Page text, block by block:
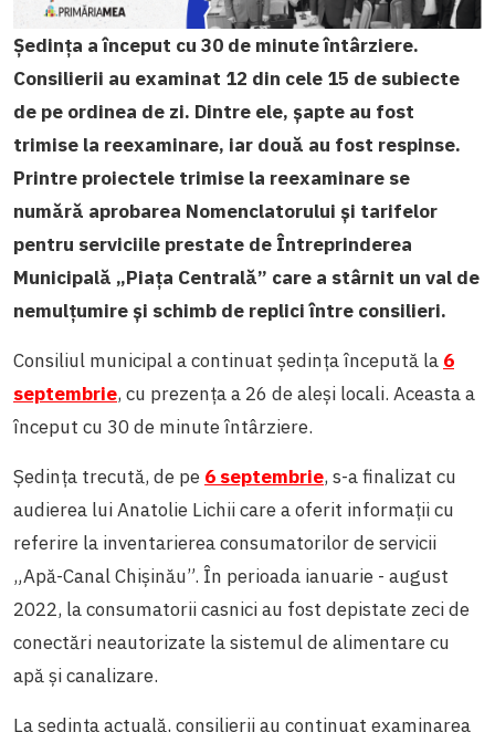
Ședința a început cu 30 de minute întârziere.
Consilierii au examinat 12 din cele 15 de subiecte
de pe ordinea de zi. Dintre ele, șapte au fost
trimise la reexaminare, iar două au fost respinse.
Printre proiectele trimise la reexaminare se
numără aprobarea Nomenclatorului și tarifelor
pentru serviciile prestate de Întreprinderea
Municipală „Piața Centrală” care a stârnit un val de
nemulțumire și schimb de replici între consilieri.
Consiliul municipal a continuat ședința începută la 6
septembrie, cu prezența a 26 de aleși locali. Aceasta a
început cu 30 de minute întârziere.
Ședința trecută, de pe 6 septembrie, s-a finalizat cu
audierea lui Anatolie Lichii care a oferit informații cu
referire la inventarierea consumatorilor de servicii
„Apă-Canal Chișinău”. În perioada ianuarie - august
2022, la consumatorii casnici au fost depistate zeci de
conectări neautorizate la sistemul de alimentare cu
apă și canalizare.
La ședința actuală, consilierii au continuat examinarea